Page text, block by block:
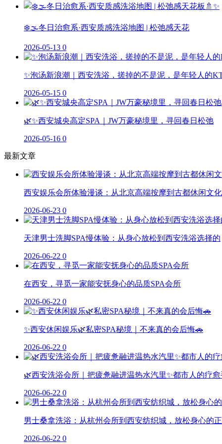
❄️🌫️冬日治愈系·西安质感洗浴地图 | 松弛感天花
2026-05-13 0
✨泡汤新浪潮｜西安洗浴，搓掉的不是泥，是年轻人的
2026-05-15 0
🌿✨西安城央高定SPA｜JW万豪秘境里，寻回春日松弛
2026-05-16 0
最新文章
西安娱乐会所体验漫谈：从北京高端按摩到古都休闲文化
2026-06-23 0
天津男士洗脚SPA慢体验：从身心放松到西安洗浴选择的
2026-06-22 0
在西安，寻觅一家能安抚身心的品质SPA会所
2026-06-22 0
✨西安休闲娱乐🌿私密SPA秘境｜不来真的会后悔🚗
2026-06-22 0
🌿西安洗浴会所｜把疲惫融进温热水汽里✨都市人的疗愈
2026-06-22 0
男士桑拿洗浴：从杭州会所到西安纺织城，放松身心的
2026-06-22 0